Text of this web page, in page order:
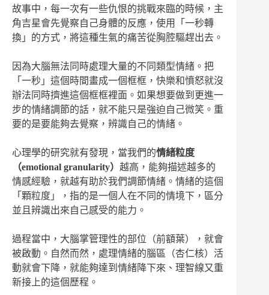
故事中，每一次有一些仇恨的挑戰來臨的時候，主
角吉星會先覺察自己身體的反應，使用「一秒轉
換」的方式，將這種生氣的痛苦從胸腔驅趕出去。
因為大腦無法同時處理大量的不同類型情緒。把
「一秒」這個時間畫成一個框框，快樂和憤怒就沒
辦法同時擠進這個框框裡面。如果想要做到更進一
步的情緒調節的話，就不能只是強迫自己微笑。重
要的是要能夠去覺察，辨識自己的情緒。
心理學的研究就有發現，當我們的情緒粒度
（emotional granularity） 越高，能夠描述越多的
情感經驗，就越有助於我們調節情緒。情緒的這個
「顆粒度」，指的是一個人在不同的情境下，區分
並且辨識出來自己感受的能力。
過程當中，大腦掌管理性的部位（前額葉），就會
被啟動。自然而然，處理情緒的腦區（杏仁核）活
動就會下降，就能夠達到情緒降下來、理智線又重
新接上的這個歷程。